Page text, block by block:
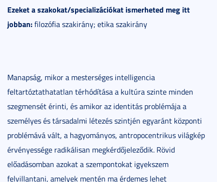
Ezeket a szakokat/specializációkat ismerheted meg itt
jobban:filozófia szakirány; etika szakirány
Manapság, mikor a mesterséges intelligencia
feltartóztathatatlan térhódítása a kultúra szinte minden
szegmensét érinti, és amikor az identitás problémája a
személyes és társadalmi létezés szintjén egyaránt központi
problémává vált, a hagyományos, antropocentrikus világkép
érvényessége radikálisan megkérdőjeleződik. Rövid
előadásomban azokat a szempontokat igyekszem
felvillantani, amelyek mentén ma érdemes lehet